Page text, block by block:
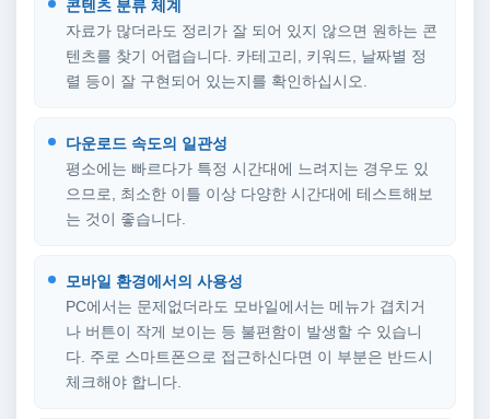
콘텐츠 분류 체계
자료가 많더라도 정리가 잘 되어 있지 않으면 원하는 콘
텐츠를 찾기 어렵습니다. 카테고리, 키워드, 날짜별 정
렬 등이 잘 구현되어 있는지를 확인하십시오.
다운로드 속도의 일관성
평소에는 빠르다가 특정 시간대에 느려지는 경우도 있
으므로, 최소한 이틀 이상 다양한 시간대에 테스트해보
는 것이 좋습니다.
모바일 환경에서의 사용성
PC에서는 문제없더라도 모바일에서는 메뉴가 겹치거
나 버튼이 작게 보이는 등 불편함이 발생할 수 있습니
다. 주로 스마트폰으로 접근하신다면 이 부분은 반드시
체크해야 합니다.